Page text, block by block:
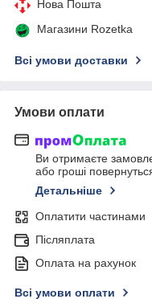
Нова Пошта
Магазини Rozetka
Всі умови доставки
Умови оплати
Ви отримаєте
або гроші
Детальніше
Оплатити частинами
Післяплата
Оплата на рахунок
Всі умови оплати